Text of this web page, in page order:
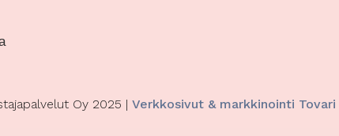
Oy 2025 | Verkkosivut & markkinointi Tovari